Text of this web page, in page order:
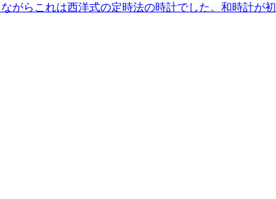
がらこれは西洋式の定時法の時計でした。和時計が